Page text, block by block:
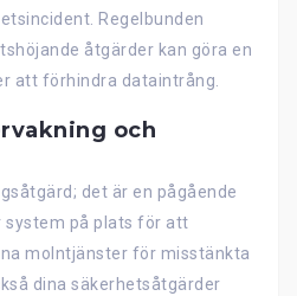
Regelbunden
åtgärder kan göra en
att förhindra dataintrång.
och
det är en pågående
system på plats för att
molntjänster för misstänkta
dina säkerhetsåtgärder